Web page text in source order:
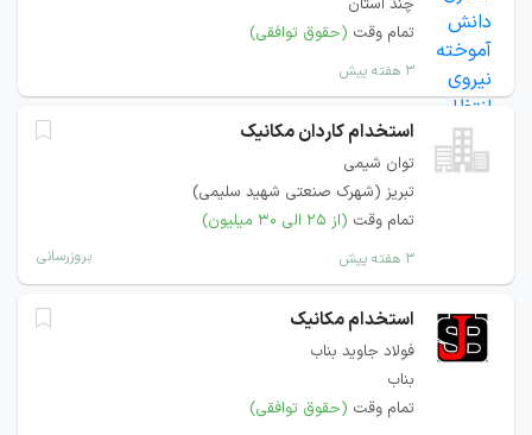
چند استان
تمام وقت (حقوق توافقی)
۳ هفته پیش
استخدام کاردان مکانیک
توان شیمی
تبریز (شهرک صنعتی شهید سلیمی)
تمام وقت (از ۲۵ الی ۳۰ میلیون)
۳ هفته پیش بروزرسانی
استخدام مکانیک
فولاد جاوید بناب
بناب
تمام وقت (حقوق توافقی)